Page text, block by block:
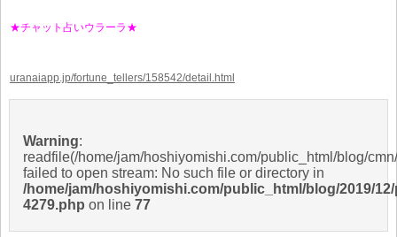
★チャット占いウラーラ★
uranaiapp.jp/fortune_tellers/158542/detail.html
Warning:
readfile(/home/jam/hoshiyomishi.com/public_html/blog/
failed to open stream: No such file or directory in
/home/jam/hoshiyomishi.com/public_html/blog/2019/
4279.php on line 77